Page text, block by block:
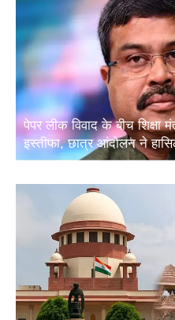
पेपर लीक विवाद के बीच शिक्षा
इस्तीफा, छात्र आंदोलन ने